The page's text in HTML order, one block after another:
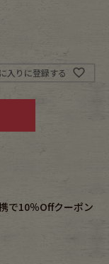
す
Scarf
入りに登録する
で10％Offクーポン